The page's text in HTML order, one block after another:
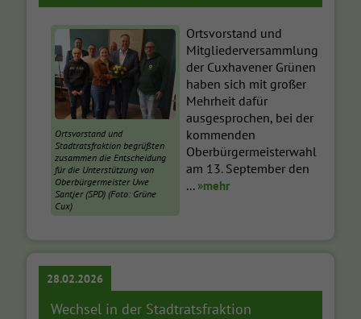
Ortsvorstand und
Stadtratsfraktion begrüßten
zusammen die Entscheidung
für die Unterstützung von
Oberbürgermeister Uwe
Santjer (SPD) (Foto: Grüne
Cux)
Ortsvorstand und
Mitgliederversammlung
der Cuxhavener Grünen
haben sich mit großer
Mehrheit dafür
ausgesprochen, bei der
kommenden
Oberbürgermeisterwahl
am 13. September den
... »mehr
28.02.2026
Wechsel in der Stadtratsfraktion